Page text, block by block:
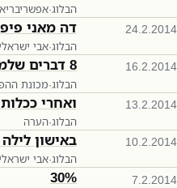
הבלוג·אפשריבריא
24.2.2014 דה מאני
הבלוג·אבי
16.2.2014 8 דברים שלמדתי הלילה
הבלוג·מכונת
13.2.2014 ואחרי
הבלוג·הערה
10.2.2014 באישון
הבלוג·אבי
7.2.2014
30%